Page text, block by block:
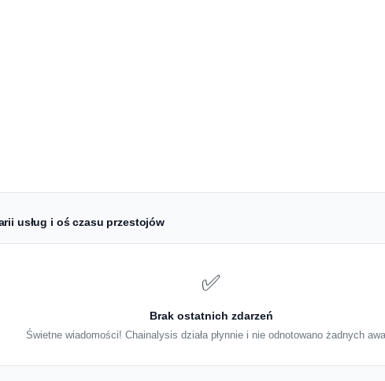
usług i oś czasu przestojów
✅
Brak ostatnich zdarzeń
Świetne wiadomości! Chainalysis działa płynnie i nie odnotowano żadnych